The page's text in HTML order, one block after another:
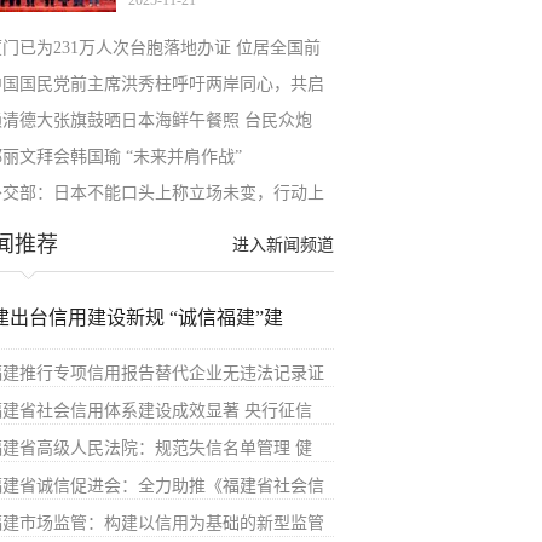
已为231万人次台胞落地办证 位居全国前
国民党前主席洪秀柱呼吁两岸同心，共启
德大张旗鼓晒日本海鲜午餐照 台民众炮
文拜会韩国瑜 “未来并肩作战”
部：日本不能口头上称立场未变，行动上
进入新闻频道
推荐
出台信用建设新规 “诚信福建”建
推行专项信用报告替代企业无违法记录证
省社会信用体系建设成效显著 央行征信
省高级人民法院：规范失信名单管理 健
省诚信促进会：全力助推《福建省社会信
市场监管：构建以信用为基础的新型监管